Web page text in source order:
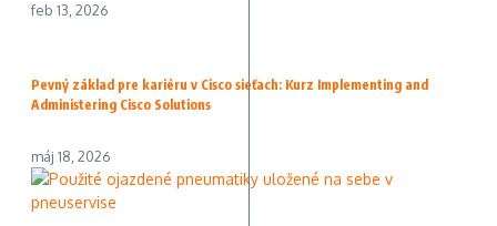
feb 13, 2026
Pevný základ pre kariéru v Cisco sieťach: Kurz Implementing and
Administering Cisco Solutions
máj 18, 2026